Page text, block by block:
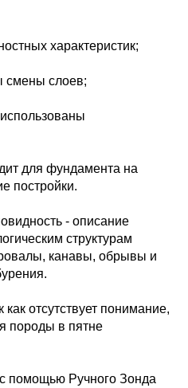
характеристик;
смены слоев;
для фундамента на
постройки.
- описание
структурам
канавы, обрывы и
отсутствует понимание,
породы в пятне
помощью Ручного Зонда